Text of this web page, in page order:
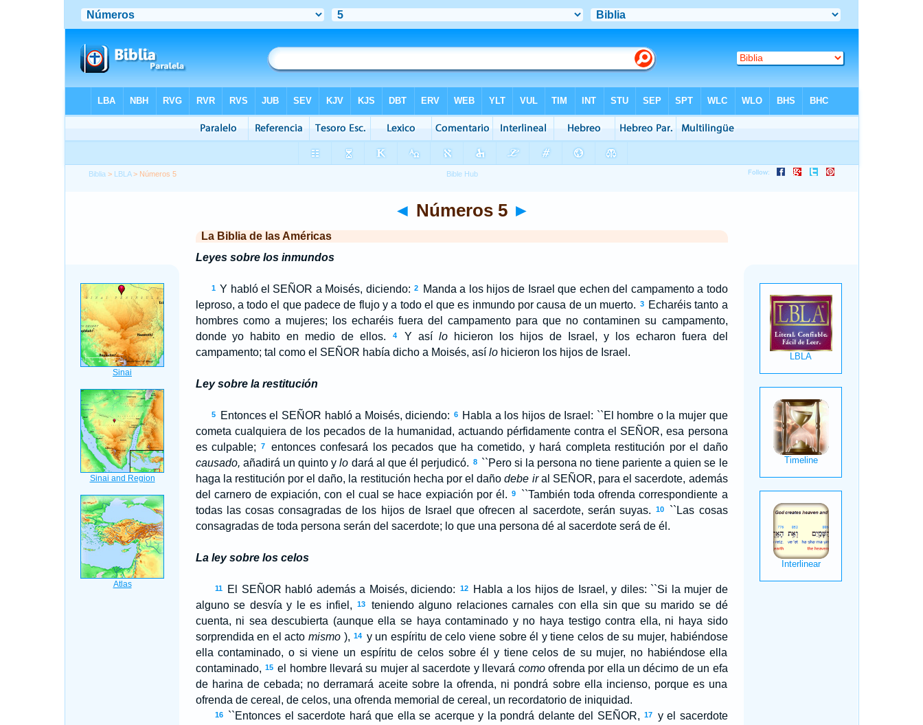
Biblia > LBLA> Números 5
◄ Números 5 ►
La Biblia de las Américas
Leyes sobre los inmundos
1 Y habló el SEÑOR a Moisés, diciendo: 2
Manda a los hijos de Israel que echen del campamento a todo
leproso, a todo el que padece de flujo y a todo el que es inmundo por causa de un muerto. 3
Echaréis tanto a
hombres como a mujeres; los echaréis fuera del campamento para que no contaminen su campamento,
donde yo habito en medio de ellos.
4 Y asílo hicieron los hijos de Israel, y los echaron fuera del
campamento; tal como el SEÑOR había dicho a Moisés, así lohicieron los hijos de Israel.
Ley sobre la restitución
5 Entonces el SEÑOR habló a Moisés, diciendo: 6
Habla a los hijos de Israel: ``El hombre o la mujer que
cometa cualquiera de los pecados de la humanidad, actuando pérfidamente contra el SEÑOR, esa persona
es culpable;
7
entonces confesará los pecados que ha cometido, y hará completa restitución por el daño
causado, añadirá un quinto ylo dará al que él perjudicó. 8
``Pero si la persona no tiene pariente a quien se le
haga la restitución por el daño, la restitución hecha por el dañodebe iral SEÑOR, para el sacerdote, además
del carnero de expiación, con el cual se hace expiación por él.
9
``También toda ofrenda correspondiente a
todas las cosas consagradas de los hijos de Israel que ofrecen al sacerdote, serán suyas.
10
``Las cosas
consagradas de toda persona serán del sacerdote; lo que una persona dé al sacerdote será de él.
La ley sobre los celos
11 El SEÑOR habló además a Moisés, diciendo: 12
Habla a los hijos de Israel, y diles: ``Si la mujer de
alguno se desvía y le es infiel,
13
teniendo alguno relaciones carnales con ella sin que su marido se dé
cuenta, ni sea descubierta (aunque ella se haya contaminado y no haya testigo contra ella, ni haya sido
sorprendida en el acto mismo), 14 y un espíritu de celo viene sobre él y tiene celos de su mujer, habiéndose
ella contaminado, o si viene un espíritu de celos sobre él y tiene celos de su mujer, no habiéndose ella
contaminado, 15 el hombre llevará su mujer al sacerdote y llevará comoofrenda por ella un décimo de un efa
de harina de cebada; no derramará aceite sobre la ofrenda, ni pondrá sobre ella incienso, porque es una
ofrenda de cereal, de celos, una ofrenda memorial de cereal, un recordatorio de iniquidad.
16 ``Entonces el sacerdote hará que ella se acerque y la pondrá delante del SEÑOR, 17
y el sacerdote